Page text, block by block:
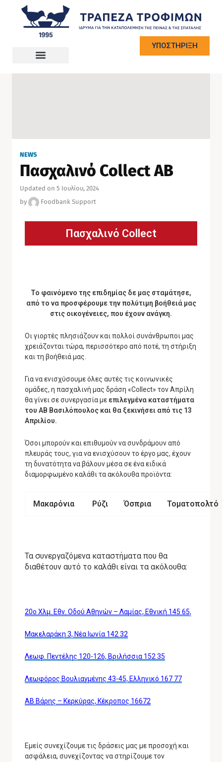
ΥΠΟΣΤΗΡΙΞΗ
NEWS
Πασχαλινό Collect ΑΒ
Updated on 5 Ιουλίου, 2024
by
Foodbank Support
Πασχαλινό Collect
Το φαινόμενο της επιδημίας δε μας σταμάτησε,
από το να προσφέρουμε την πολύτιμη βοήθειά μας
στις οικογένειες, που έχουν ανάγκη.
Οι γιορτές πλησιάζουν και πολλοί συνάνθρωποι μας
χρειάζονται τώρα, περισσότερο από ποτέ, τη στήριξη
και τη βοήθειά μας.
Για να ενισχύσουμε όλες αυτές τις κοινωνικές
ομάδες, η πασχαλινή μας δράση «Collect» τον Απρίλη
θα γίνει σε συνεργασία με επιλεγμένα καταστήματα
του ΑΒ Βασιλόπουλος και θα ξεκινήσει από τις 13
Απριλίου.
Όσοι μπορούν και επιθυμούν να συνδράμουν από
πλευράς τους, για να ενισχύσουν το έργο μας, έχουν
τη δυνατότητα να βάλουν μέσα σε ένα ειδικά
διαμορφωμένο καλάθι τα ακόλουθα προϊόντα:
Μακαρόνια Ρύζι Όσπρια Τοματοπολτό
Τα συνεργαζόμενα καταστήματα που θα
διαθέτουν αυτό το καλάθι είναι τα ακόλουθα:
20ο Χλμ. Εθν. Οδού Αθηνών – Λαμίας, Εθνική 145 65,
Μακελαράκη 3, Νέα Ιωνία 142 32
Λεωφ. Πεντέλης 120-126, Βριλήσσια 152 35
Λεωφόρος Βουλιαγμένης 43-45, Ελληνικό 167 77
ΑΒ Βάρης – Κερκύρας, Κέκροπος 16672
Εμείς συνεχίζουμε τις δράσεις μας με προσοχή και
ασφάλεια, συνεχίζοντας να στηρίζουμε τον